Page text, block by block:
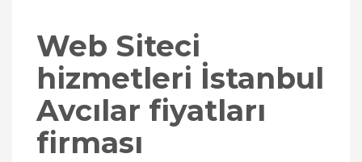
Web Siteci
hizmetleri İstanbul
Avcılar fiyatları
firması